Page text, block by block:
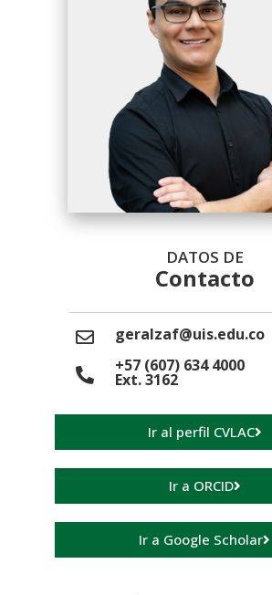
DATOS DE
Contacto
geralzaf@uis.edu.co
+57 (607) 634 4000
Ext. 3162
Ir al perfil CVLAC
Ir a ORCID
Ir a Google Scholar